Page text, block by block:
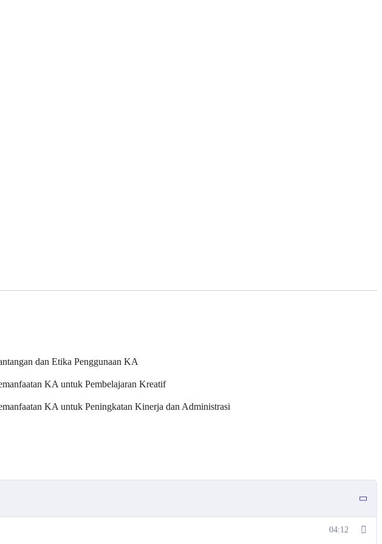
dan Etika Penggunaan KA
KA untuk Pembelajaran Kreatif
KA untuk Peningkatan Kinerja dan Administrasi
04:12